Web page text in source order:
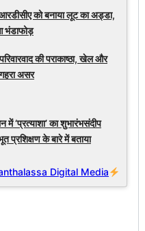
को बनाया लूट का अड्डा,
की पराकाष्ठा, खेल और
असर
में ‘प्रत्याशा’ का शुभारंभसंदीप
के बारे में बताया
Digital Media